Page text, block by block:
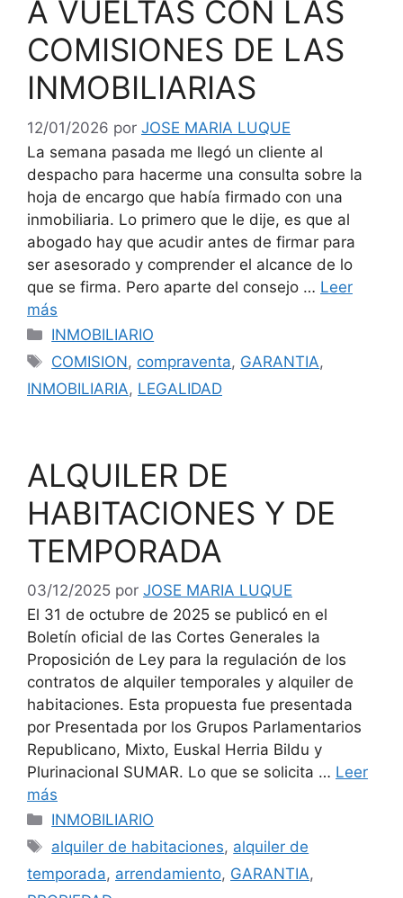
A VUELTAS CON LAS
COMISIONES DE LAS
INMOBILIARIAS
12/01/2026 por JOSE MARIA LUQUE
La semana pasada me llegó un cliente al
despacho para hacerme una consulta sobre la
hoja de encargo que había firmado con una
inmobiliaria. Lo primero que le dije, es que al
abogado hay que acudir antes de firmar para
ser asesorado y comprender el alcance de lo
que se firma. Pero aparte del consejo … Leer
más
Categorías
INMOBILIARIO
Etiquetas
COMISION, compraventa, GARANTIA,
INMOBILIARIA, LEGALIDAD
ALQUILER DE
HABITACIONES Y DE
TEMPORADA
03/12/2025 por JOSE MARIA LUQUE
El 31 de octubre de 2025 se publicó en el
Boletín oficial de las Cortes Generales la
Proposición de Ley para la regulación de los
contratos de alquiler temporales y alquiler de
habitaciones. Esta propuesta fue presentada
por Presentada por los Grupos Parlamentarios
Republicano, Mixto, Euskal Herria Bildu y
Plurinacional SUMAR. Lo que se solicita … Leer
más
Categorías
INMOBILIARIO
Etiquetas
alquiler de habitaciones, alquiler de
temporada, arrendamiento, GARANTIA,